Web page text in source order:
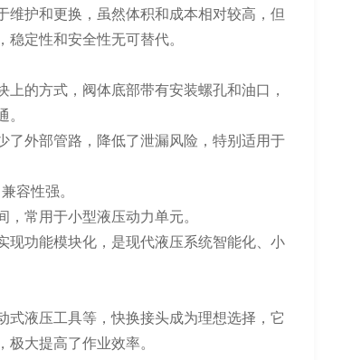
护和更换，虽然体积和成本相对较高，但
定性和安全性无可替代。
的方式，阀体底部带有安装螺孔和油口，
了外部管路，降低了泄漏风险，特别适用于
容性强。
常用于小型液压动力单元。
现功能模块化，是现代液压系统智能化、小
液压工具等，快换接头成为理想选择，它
大提高了作业效率。